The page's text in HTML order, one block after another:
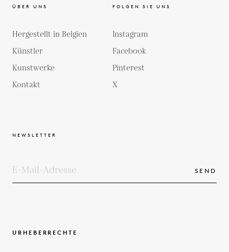
ÜBER UNS
Hergestellt in Belgien
Künstler
Kunstwerke
Kontakt
FOLGEN SIE UNS
Instagram
Facebook
Pinterest
X
NEWSLETTER
SEND
URHEBERRECHTE